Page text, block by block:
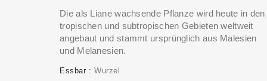
Die als Liane wachsende Pflanze wird heute in den
tropischen und subtropischen Gebieten weltweit
angebaut und stammt ursprünglich aus Malesien
und Melanesien.
Essbar
Wurzel